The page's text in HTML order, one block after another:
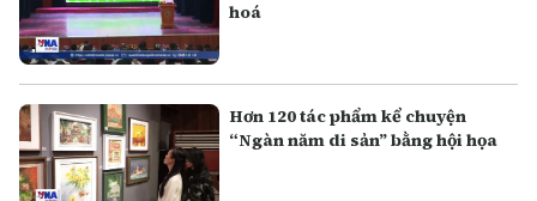
hoá
Hơn 120 tác phẩm kể chuyện
“Ngàn năm di sản” bằng hội họa